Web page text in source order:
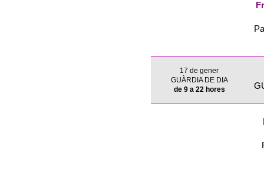
17 de gener
GUÀRDIA DE DIA
de 9 a 22 hores